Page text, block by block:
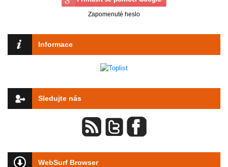
Zapomenuté heslo
Informace
Sledujte nás
WebSurf Browser